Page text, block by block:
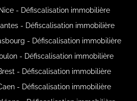
- Défiscalisation immobilière
- Défiscalisation immobilière
- Défiscalisation immobilière
- Défiscalisation immobilière
- Défiscalisation immobilière
- Défiscalisation immobilière